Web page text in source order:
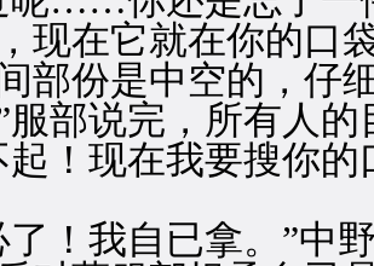
现在它就在你的口
部份是中空的，仔
服部说完，所有人
现在我要搜你的
我自已拿。”中野